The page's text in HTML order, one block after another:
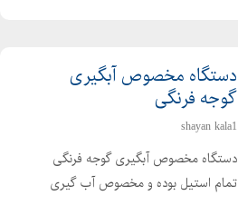
دستگاه مخصوص آبگیری
گوجه فرنگی
shayan kala1
دستگاه مخصوص آبگیری گوجه فرنگی
تمام استیل بوده و مخصوص آب گیری